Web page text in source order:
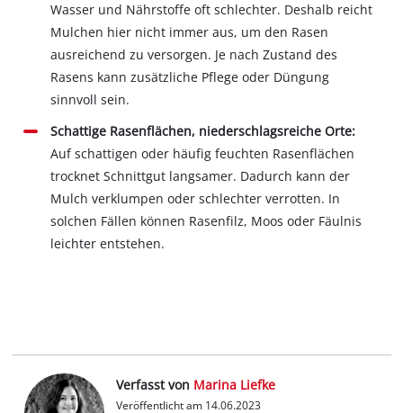
Wasser und Nährstoffe oft schlechter. Deshalb reicht
Mulchen hier nicht immer aus, um den Rasen
ausreichend zu versorgen. Je nach Zustand des
Rasens kann zusätzliche Pflege oder Düngung
sinnvoll sein.
Schattige Rasenflächen, niederschlagsreiche Orte:
Auf schattigen oder häufig feuchten Rasenflächen
trocknet Schnittgut langsamer. Dadurch kann der
Mulch verklumpen oder schlechter verrotten. In
solchen Fällen können Rasenfilz, Moos oder Fäulnis
leichter entstehen.
Verfasst von Marina Liefke
Veröffentlicht am 14.06.2023